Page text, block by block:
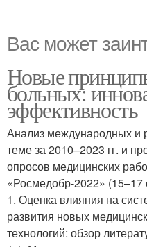
Вас может
Новые
больных:
эффективность
Анализ международных и
теме за 2010–2023 гг. и
опросов медицинских
«Росмедобр-2022» (15–17
1. Оценка влияния на
развития новых
технологий: обзор